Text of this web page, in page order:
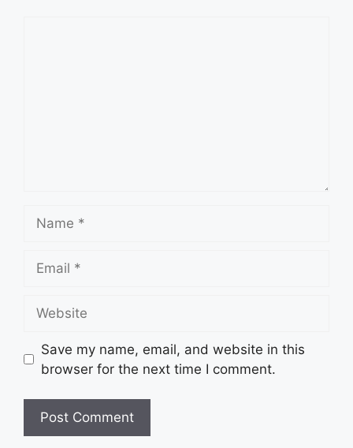
Save my name, email, and website in this
browser for the next time I comment.